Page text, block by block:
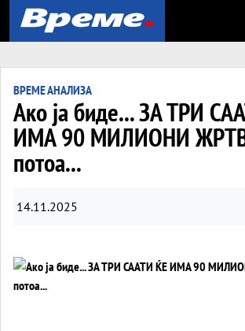
ВРЕМЕ АНАЛИЗА
Ако ја биде... ЗА ТРИ
ИМА 90 МИЛИОНИ
потоа...
14.11.2025